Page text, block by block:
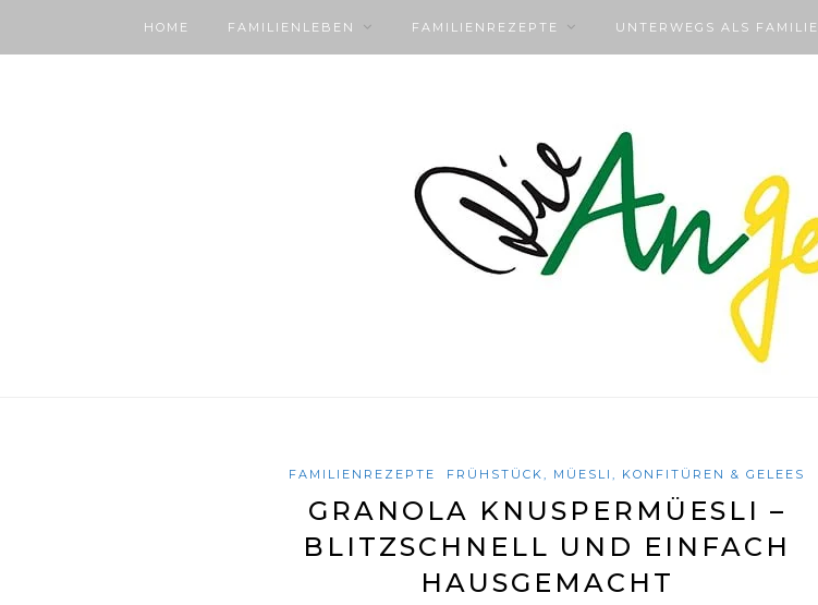
HOME FAMILIENLEBEN FAMILIENREZEPTE UNTERWEGS ALS FAMILIE
FAMILIENREZEPTE FRÜHSTÜCK, MÜESLI, KONFITÜREN & GELEES
GRANOLA KNUSPERMÜESLI –
BLITZSCHNELL UND EINFACH
HAUSGEMACHT